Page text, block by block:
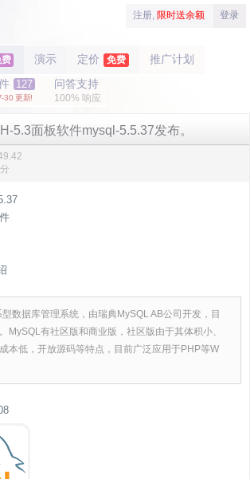
注册, 限时送余额 登录
演示 定价 免费 推广计划
127
30 更新!
问答支持
100% 响应
5.3面板软件mysql-5.5.37发布。
数据库管理系统，由瑞典MySQL AB公司开发，目
MySQL有社区版和商业版，社区版由于其体积小、
本低，开放源码等特点，目前广泛应用于PHP等W